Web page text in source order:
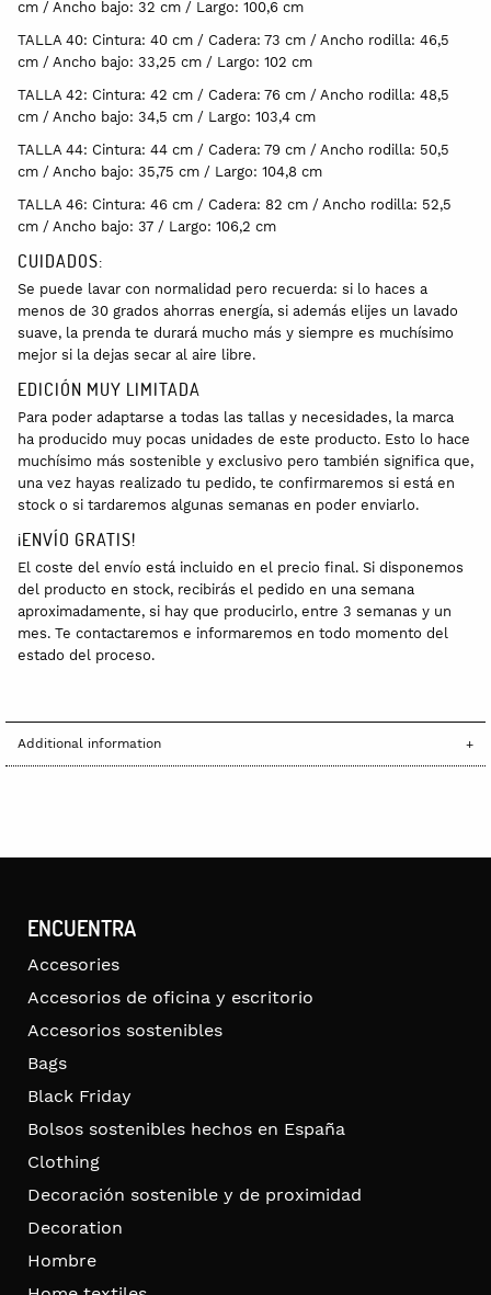
cm / Ancho bajo: 32 cm / Largo: 100,6 cm
TALLA 40: Cintura: 40 cm / Cadera: 73 cm / Ancho rodilla: 46,5
cm / Ancho bajo: 33,25 cm / Largo: 102 cm
TALLA 42: Cintura: 42 cm / Cadera: 76 cm / Ancho rodilla: 48,5
cm / Ancho bajo: 34,5 cm / Largo: 103,4 cm
TALLA 44: Cintura: 44 cm / Cadera: 79 cm / Ancho rodilla: 50,5
cm / Ancho bajo: 35,75 cm / Largo: 104,8 cm
TALLA 46: Cintura: 46 cm / Cadera: 82 cm / Ancho rodilla: 52,5
cm / Ancho bajo: 37 / Largo: 106,2 cm
CUIDADOS:
Se puede lavar con normalidad pero recuerda: si lo haces a
menos de 30 grados ahorras energía, si además elijes un lavado
suave, la prenda te durará mucho más y siempre es muchísimo
mejor si la dejas secar al aire libre.
EDICIÓN MUY LIMITADA
Para poder adaptarse a todas las tallas y necesidades, la marca
ha producido muy pocas unidades de este producto. Esto lo hace
muchísimo más sostenible y exclusivo pero también significa que,
una vez hayas realizado tu pedido, te confirmaremos si está en
stock o si tardaremos algunas semanas en poder enviarlo.
¡ENVÍO GRATIS!
El coste del envío está incluido en el precio final. Si disponemos
del producto en stock, recibirás el pedido en una semana
aproximadamente, si hay que producirlo, entre 3 semanas y un
mes. Te contactaremos e informaremos en todo momento del
estado del proceso.
Additional information
ENCUENTRA
Accesories
Accesorios de oficina y escritorio
Accesorios sostenibles
Bags
Black Friday
Bolsos sostenibles hechos en España
Clothing
Decoración sostenible y de proximidad
Decoration
Hombre